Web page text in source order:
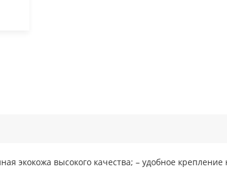
экокожа высокого качества; – удобное